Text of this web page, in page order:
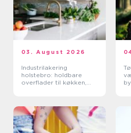
03. August 2026
Industrilakering
holstebro: holdbare
overflader til køkken,